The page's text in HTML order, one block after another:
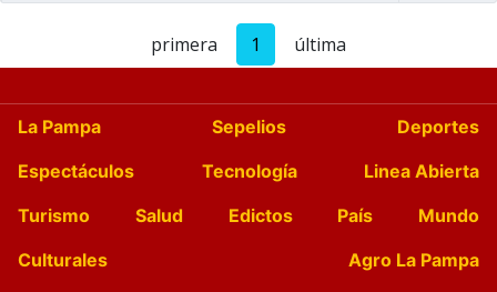
primera 1 última
La Pampa Sepelios
Deportes
Espectáculos
Tecnología
Linea Abierta
Turismo
Salud Edictos País
Mundo
Culturales
Agro La Pampa